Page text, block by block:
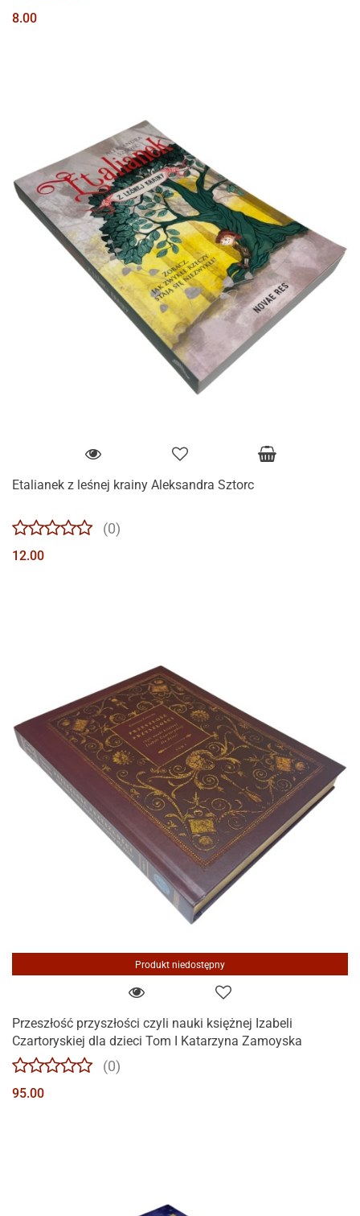
8.00
Etalianek z leśnej krainy Aleksandra Sztorc
(0)
12.00
Produkt niedostępny
Przeszłość przyszłości czyli nauki księżnej Izabeli
Czartoryskiej dla dzieci Tom I Katarzyna Zamoyska
(0)
95.00